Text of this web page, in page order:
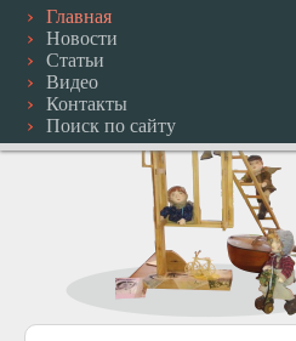
Главная
Новости
Статьи
Видео
Контакты
Поиск по сайту